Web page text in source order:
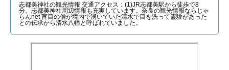
志都美神社の観光情報 交通アクセス：(1)JR志都美駅から徒歩で8
分。志都美神社周辺情報も充実しています。奈良の観光情報ならじゃ
らんnet 盲目の僧が境内で湧いていた清水で目を洗って霊験があった
との伝承から清水八幡と呼ばれていました。